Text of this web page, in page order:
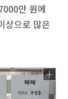
만 원에
상으로 많은